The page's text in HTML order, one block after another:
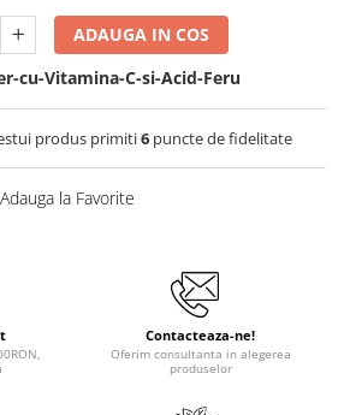
ADAUGA IN COS
cu-Vitamina-C-si-Acid-Feru
produs primiti6 puncte de fidelitate
Adauga la Favorite
Contacteaza-ne!
Oferim consultanta in alegerea
produselor